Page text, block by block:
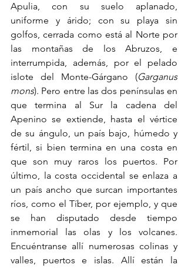
Apulia, con su suelo aplanado,
uniforme y árido; con su playa sin
golfos, cerrada como está al Norte por
las montañas de los Abruzos, e
interrumpida, además, por el pelado
islote del Monte-Gárgano (Garganus
mons). Pero entre las dos penínsulas en
que termina al Sur la cadena del
Apenino se extiende, hasta el vértice
de su ángulo, un país bajo, húmedo y
fértil, si bien termina en una costa en
que son muy raros los puertos. Por
último, la costa occidental se enlaza a
un país ancho que surcan importantes
ríos, como el Tíber, por ejemplo, y que
se han disputado desde tiempo
inmemorial las olas y los volcanes.
Encuéntranse allí numerosas colinas y
valles, puertos e islas. Allí están la